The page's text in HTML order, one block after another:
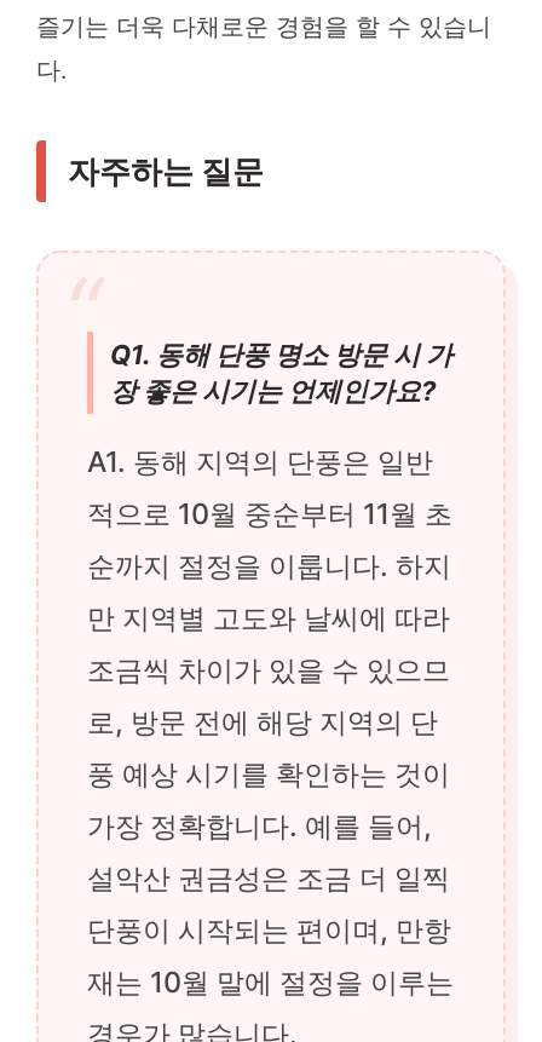
즐기는 더욱 다채로운 경험을 할 수 있습니
다.
자주하는 질문
Q1. 동해 단풍 명소 방문 시 가
장 좋은 시기는 언제인가요?
A1. 동해 지역의 단풍은 일반
적으로 10월 중순부터 11월 초
순까지 절정을 이룹니다. 하지
만 지역별 고도와 날씨에 따라
조금씩 차이가 있을 수 있으므
로, 방문 전에 해당 지역의 단
풍 예상 시기를 확인하는 것이
가장 정확합니다. 예를 들어,
설악산 권금성은 조금 더 일찍
단풍이 시작되는 편이며, 만항
재는 10월 말에 절정을 이루는
경우가 많습니다.